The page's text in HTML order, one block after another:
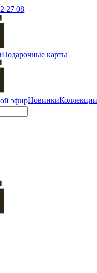
27 08
Подарочные карты
эфирНовинкиКоллекции